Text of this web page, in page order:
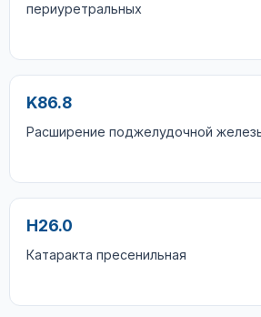
периуретральных
K86.8
Расширение поджелудочной
H26.0
Катаракта пресенильная